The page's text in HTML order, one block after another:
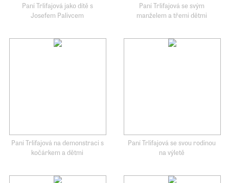
Paní Trlifajová jako dítě s
Josefem Palivcem
Paní Trlifajová se svým
manželem a třemi dětmi
Paní Trlifajová na demonstraci s
kočárkem a dětmi
Paní Trlifajová se svou rodinou
na výletě